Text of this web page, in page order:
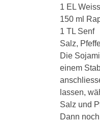
1 EL
150 ml
1 TL Senf
Salz,
Die
einem
lassen,
Salz und
Dann noch